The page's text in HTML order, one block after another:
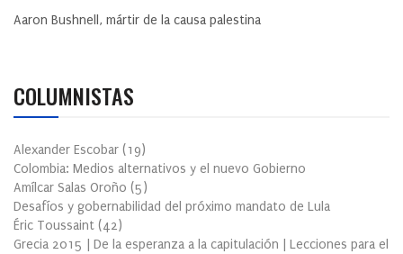
Aaron Bushnell, mártir de la causa palestina
COLUMNISTAS
Alexander Escobar (19)
Colombia: Medios alternativos y el nuevo Gobierno
Amílcar Salas Oroño (5)
Desafíos y gobernabilidad del próximo mandato de Lula
Éric Toussaint (42)
Grecia 2015 | De la esperanza a la capitulación | Lecciones para el